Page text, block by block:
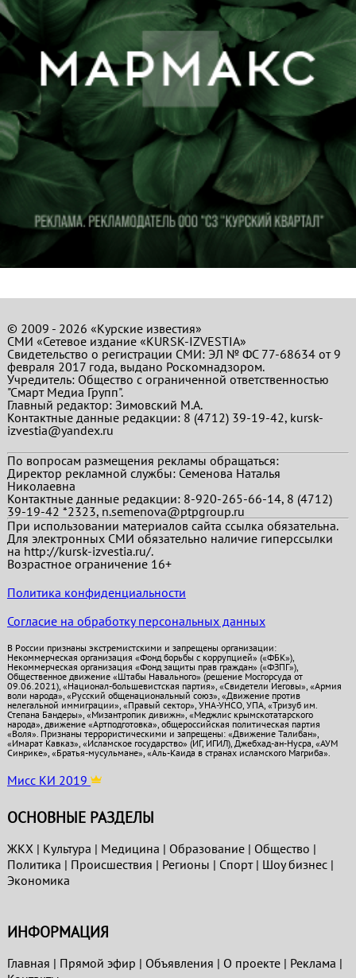
© 2009 - 2026 «Курские известия»
СМИ «Сетевое издание «KURSK-IZVESTIA»
Свидетельство о регистрации СМИ: ЭЛ № ФС 77-68634 от 9
февраля 2017 года, выдано Роскомнадзором.
Учредитель: Общество с ограниченной ответственностью
"Смарт Медиа Групп".
Главный редактор:Зимовский М.А.
Контактные данные редакции: 8 (4712) 39-19-42, kursk-
izvestia@yandex.ru
По вопросам размещения рекламы обращаться:
Директор рекламной службы: Семенова Наталья
Николаевна
Контактные данные редакции: 8-920-265-66-14, 8 (4712)
39-19-42 *2323, n.semenova@ptpgroup.ru
При использовании материалов сайта ссылка обязательна.
Для электронных СМИ обязательно наличие гиперссылки
на http://kursk-izvestia.ru/.
Возрастное ограничение 16+
Политика конфиденциальности
Согласие на обработку персональных данных
В России признаны экстремистскими и запрещены организации:
Некоммерческая организация «Фонд борьбы с коррупцией» («ФБК»),
Некоммерческая организация «Фонд защиты прав граждан» («ФЗПГ»),
Общественное движение «Штабы Навального» (решение Мосгорсуда от
09.06.2021), «Национал-большевистская партия», «Свидетели Иеговы», «Армия
воли народа», «Русский общенациональный союз», «Движение против
нелегальной иммиграции», «Правый сектор», УНА-УНСО, УПА, «Тризуб им.
Степана Бандеры», «Мизантропик дивижн», «Меджлис крымскотатарского
народа», движение «Артподготовка», общероссийская политическая партия
«Воля». Признаны террористическими и запрещены: «Движение Талибан»,
«Имарат Кавказ», «Исламское государство» (ИГ, ИГИЛ), Джебхад-ан-Нусра, «АУМ
Синрике», «Братья-мусульмане», «Аль-Каида в странах исламского Магриба».
Мисс КИ 2019
ОСНОВНЫЕ РАЗДЕЛЫ
ЖКХ | Культура | Медицина | Образование| Общество |
Политика | Проиcшествия | Регионы | Спорт| Шоу бизнес|
Экономика
ИНФОРМАЦИЯ
Главная | Прямой эфир | Объявления | О проекте| Реклама |